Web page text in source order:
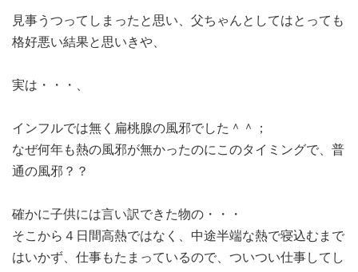
見事うつってしまったと思い、父ちゃんとしてはとっても
格好悪い結果と思いきや、
実は・・・、
インフルでは無く扁桃腺の風邪でした＾＾；
なぜ何年も熱の風邪が無かったのにこのタイミングで、普
通の風邪？？
確かに子供には言い訳できた物の・・・
そこから４日間高熱ではなく、中途半端な熱で寝込むまで
はいかず、仕事もたまっているので、ついつい仕事してし